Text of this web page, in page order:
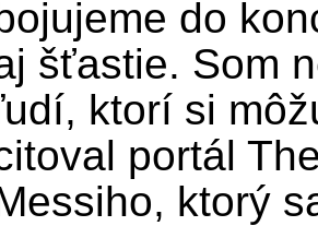
do
šťastie. Som
ktorí si
portál
ktorý